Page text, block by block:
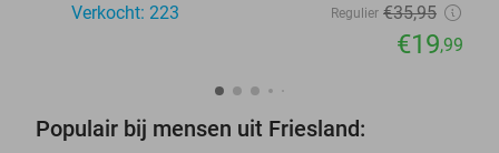
Verkocht: 223 Regulier €35,95
€19,99
Populair bij mensen uit Friesland: